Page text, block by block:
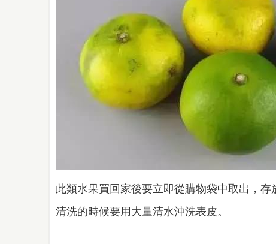
此類水果買回家後要立即從購物袋中取出，存
清洗的時候要用大量清水沖洗表皮。